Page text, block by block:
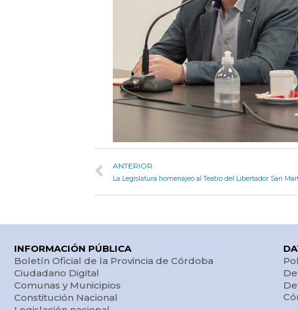
ANTERIOR
INFORMACIÓN PÚBLICA
Boletín Oficial de la Provincia de Córdoba
Ciudadano Digital
Comunas y Municipios
Constitución Nacional